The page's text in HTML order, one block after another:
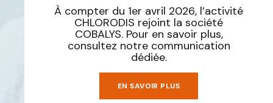
À compter du 1er avril 2026, l’activité
CHLORODIS rejoint la société
COBALYS. Pour en savoir plus,
consultez notre communication
dédiée.
EN SAVOIR PLUS